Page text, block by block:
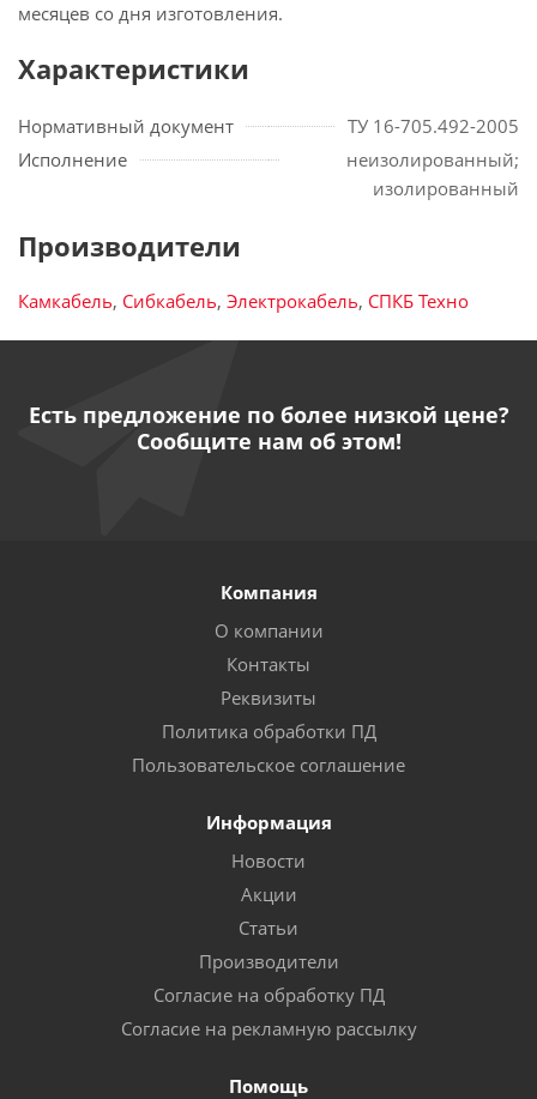
месяцев со дня изготовления.
Характеристики
Нормативный документ
ТУ 16-705.492-2005
Исполнение
неизолированный;
изолированный
Производители
Камкабель, Сибкабель, Электрокабель, СПКБ Техно
Есть предложение по более низкой цене?
Сообщите нам об этом!
Компания
О компании
Контакты
Реквизиты
Политика обработки ПД
Пользовательское соглашение
Информация
Новости
Акции
Статьи
Производители
Согласие на обработку ПД
Согласие на рекламную рассылку
Помощь